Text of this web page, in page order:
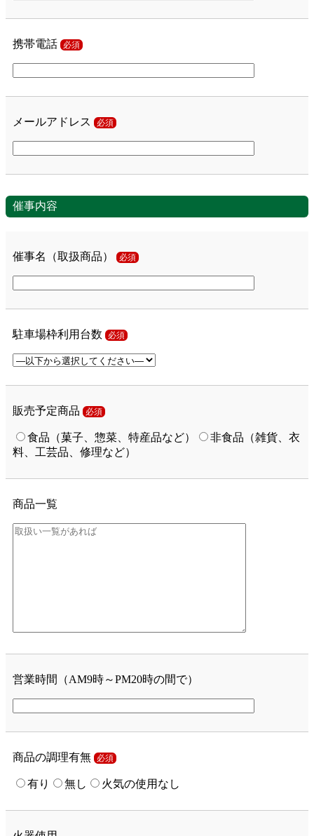
携帯電話 必須
メールアドレス 必須
催事内容
催事名（取扱商品） 必須
駐車場枠利用台数 必須
販売予定商品 必須
食品（菓子、惣菜、特産品など）
非食品（雑貨、衣
料、工芸品、修理など）
商品一覧
営業時間（AM9時～PM20時の間で）
商品の調理有無 必須
有り 無し 火気の使用なし